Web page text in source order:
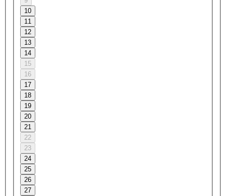
10
11
12
13
14
15
16
17
18
19
20
21
22
23
24
25
26
27